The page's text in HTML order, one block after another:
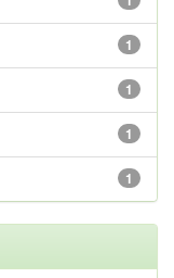
1
1
1
1